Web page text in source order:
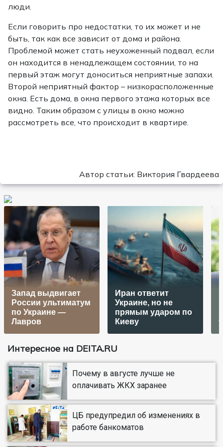
люди.
Если говорить про недостатки, то их может и не
быть, так как все зависит от дома и района.
Проблемой может стать неухоженный подвал, если
он находится в ненадлежащем состоянии, то на
первый этаж могут доноситься неприятные запахи.
Второй неприятный фактор – низкорасположенные
окна. Есть дома, в окна первого этажа которых все
видно. Таким образом с улицы в окно можно
рассмотреть все, что происходит в квартире.
Автор статьи: Виктория Гвардеева
Запад выдвигает
России ультиматум
по Украине —
Лавров
Иран ответит
Украине, но не
прямым ударом по
Киеву
Интересное на DEITA.RU
Почему в августе лучше не
оплачивать ЖКХ заранее
ЦБ предупредил об изменениях в
работе банкоматов